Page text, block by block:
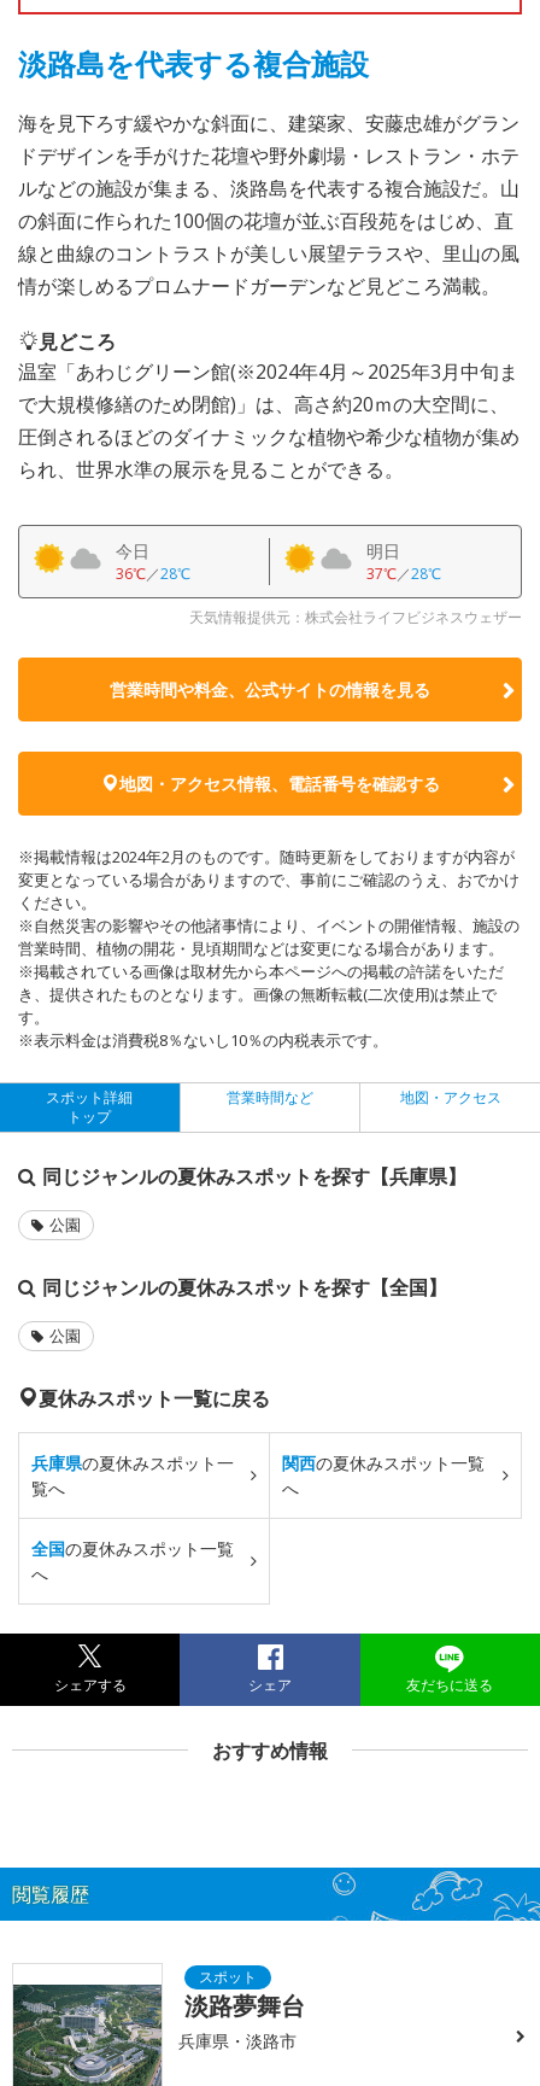
淡路島を代表する複合施設
海を見下ろす緩やかな斜面に、建築家、安藤忠雄がグラン
ドデザインを手がけた花壇や野外劇場・レストラン・ホテ
ルなどの施設が集まる、淡路島を代表する複合施設だ。山
の斜面に作られた100個の花壇が並ぶ百段苑をはじめ、直
線と曲線のコントラストが美しい展望テラスや、里山の風
情が楽しめるプロムナードガーデンなど見どころ満載。
見どころ
温室「あわじグリーン館(※2024年4月～2025年3月中旬ま
で大規模修繕のため閉館)」は、高さ約20ｍの大空間に、
圧倒されるほどのダイナミックな植物や希少な植物が集め
られ、世界水準の展示を見ることができる。
今日
36℃／28℃
明日
37℃／28℃
天気情報提供元：株式会社ライフビジネスウェザー
営業時間や料金、公式サイトの情報を見る
地図・アクセス情報、電話番号を確認する
※掲載情報は2024年2月のものです。随時更新をしておりますが内容が
変更となっている場合がありますので、事前にご確認のうえ、おでかけ
ください。
※自然災害の影響やその他諸事情により、イベントの開催情報、施設の
営業時間、植物の開花・見頃期間などは変更になる場合があります。
※掲載されている画像は取材先から本ページへの掲載の許諾をいただ
き、提供されたものとなります。画像の無断転載(二次使用)は禁止で
す。
※表示料金は消費税8％ないし10％の内税表示です。
スポット詳細
トップ
営業時間など 地図・アクセス
同じジャンルの夏休みスポットを探す【兵庫県】
公園
同じジャンルの夏休みスポットを探す【全国】
公園
夏休みスポット一覧に戻る
兵庫県の夏休みスポット一
覧へ
関西の夏休みスポット一覧
へ
全国の夏休みスポット一覧
へ
シェアする シェア 友だちに送る
おすすめ情報
閲覧履歴
淡路夢舞台
兵庫県・淡路市